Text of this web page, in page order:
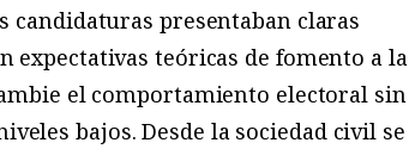
candidaturas presentaban claras
expectativas teóricas de fomento a la
el comportamiento electoral sin
bajos. Desde la sociedad civil se